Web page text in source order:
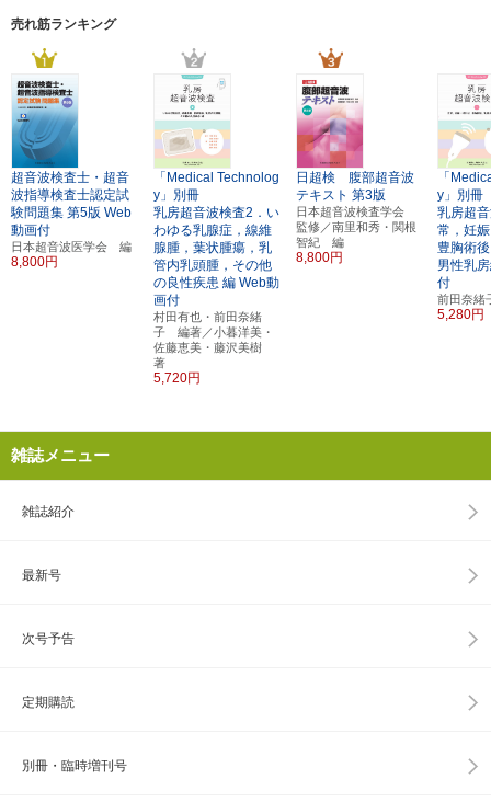
売れ筋ランキング
超音波検査士・超音
波指導検査士認定試
験問題集 第5版 Web
動画付
日本超音波医学会 編
8,800円
「Medical Technolog
y」別冊
乳房超音波検査2．い
わゆる乳腺症，線維
腺腫，葉状腫瘍，乳
管内乳頭腫，その他
の良性疾患 編 Web動
画付
村田有也・前田奈緒
子 編著／小暮洋美・
佐藤恵美・藤沢美樹
著
5,720円
日超検 腹部超音波
テキスト 第3版
日本超音波検査学会
監修／南里和秀・関根
智紀 編
8,800円
「
y」別冊
乳房超
常，妊
豊胸術
男性乳
付
前田奈
5,280円
雑誌メニュー
雑誌紹介
最新号
次号予告
定期購読
別冊・臨時増刊号